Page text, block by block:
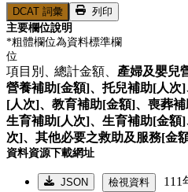
DCAT 詞彙
列印
主要欄位說明
*粗體欄位為資料標準欄
位
項目別、總計金額、 產婦及嬰兒
營養補助[金額]、托兒補助[人次]
[人次]、 教育補助[金額]、 喪葬補
生育補助[人次]、 生育補助[金額]
次]、 其他必要之救助及服務[金
資料資源下載網址
JSON 檢視資料
111